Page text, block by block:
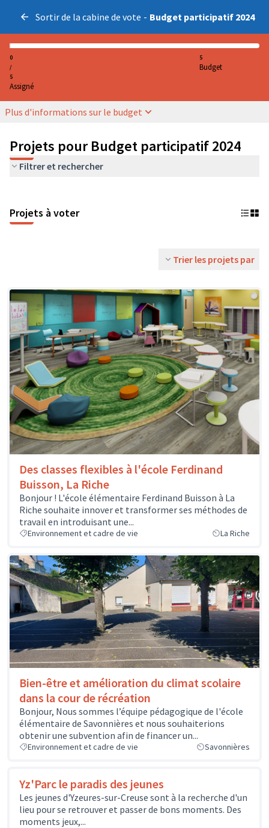
Sortir de la cabine de vote - Budget participatif 2024
0
/
5
Assigné
5
Budget
Plus d'informations sur le budget
Projets pour Budget participatif 2024
Filtrer et rechercher
Projets à voter
Trier les projets par
Des classes flexibles à l'école Ferdinand
Buisson, La Riche
Bonjour ! L'école élémentaire Ferdinand Buisson à La
Riche souhaite innover et transformer ses méthodes de
travail en introduisant une...
Environnement et cadre de vie La Riche
Bien-être et amélioration du climat scolaire
dans la cour de récréation
Bonjour, Nous sommes l’équipe pédagogique de l'école
élémentaire de Savonnières et nous souhaiterions
obtenir une subvention afin de financer un...
Environnement et cadre de vie Savonnières
Yz'Parc le paradis des jeunes
Les jeunes d'Yzeures-sur-Creuse sont à la recherche d'un
lieu pour se retrouver et passer de bons moments. Des
moments jeux,...